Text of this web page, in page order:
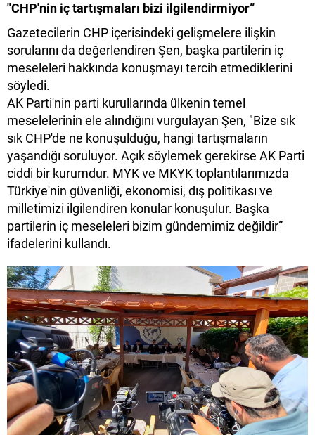
"CHP'nin iç tartışmaları bizi ilgilendirmiyor”
Gazetecilerin CHP içerisindeki gelişmelere ilişkin
sorularını da değerlendiren Şen, başka partilerin iç
meseleleri hakkında konuşmayı tercih etmediklerini
söyledi.
AK Parti'nin parti kurullarında ülkenin temel
meselelerinin ele alındığını vurgulayan Şen, "Bize sık
sık CHP'de ne konuşulduğu, hangi tartışmaların
yaşandığı soruluyor. Açık söylemek gerekirse AK Parti
ciddi bir kurumdur. MYK ve MKYK toplantılarımızda
Türkiye'nin güvenliği, ekonomisi, dış politikası ve
milletimizi ilgilendiren konular konuşulur. Başka
partilerin iç meseleleri bizim gündemimiz değildir”
ifadelerini kullandı.